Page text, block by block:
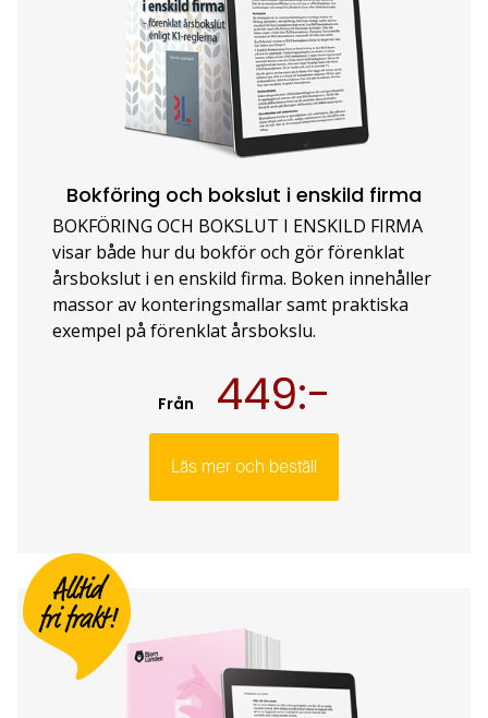
Bokföring och bokslut i enskild firma
BOKFÖRING OCH BOKSLUT I ENSKILD FIRMA
visar både hur du bokför och gör förenklat
årsbokslut i en enskild firma. Boken innehåller
massor av konteringsmallar samt praktiska
exempel på förenklat årsbokslu.
Från 449:-
Läs mer och beställ